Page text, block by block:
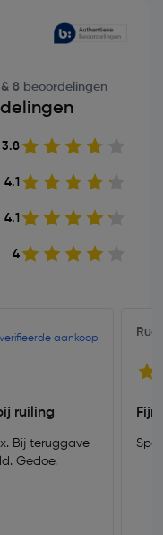
8 beoordelingen
3.8
4.1
4.1
4
aankoop
ruiling
Bij teruggave
Gedoe.